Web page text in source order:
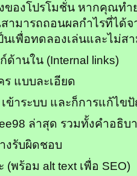
ของโปรโมชั่น หากคุณทำ
มารถถอนผลกำไรที่ได้จ
นเพื่อทดลองเล่นและไม่ส
ด้านใน (Internal links)
แบบละเอียด
ข้าระบบ และก็การแก้ไข
ล่าสุด รวมทั้งคำอธิบ
งรับผิดชอบ
พร้อม alt text เพื่อ SEO)